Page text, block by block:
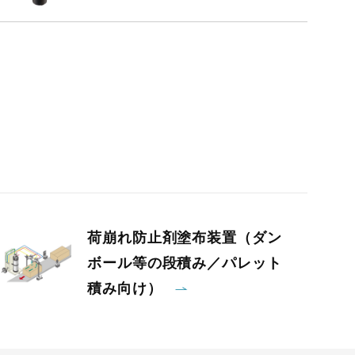
荷崩れ防止剤塗布装置（ダン
ボール等の段積み／パレット
積み向け）